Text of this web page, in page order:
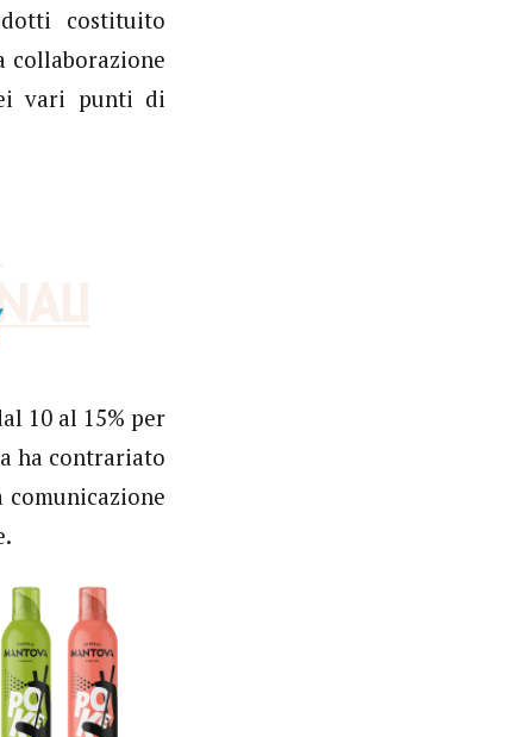
costituito
collaborazione
vari punti di
10 al 15% per
ha contrariato